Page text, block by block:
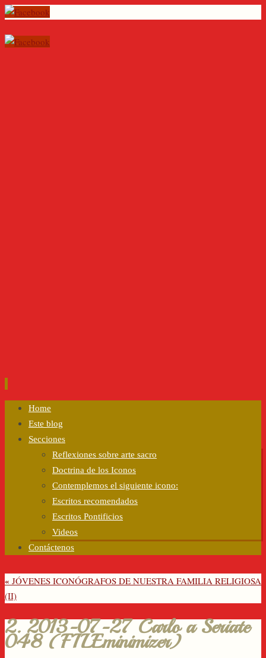
contenido
Home
Este blog
Secciones
Reflexiones sobre arte sacro
Doctrina de los Iconos
Contemplemos el siguiente icono:
Escritos recomendados
Escritos Pontificios
Videos
Contáctenos
« JÓVENES ICONÓGRAFOS DE NUESTRA FAMILIA RELIGIOSA
(II)
2. 2013-07-27 Carlo a Seriate
048 (FILEminimizer)